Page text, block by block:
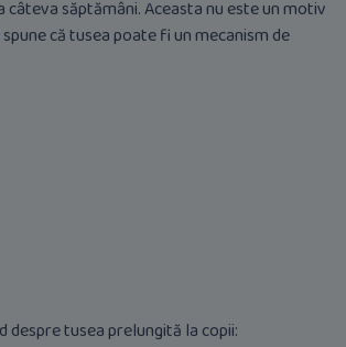
câteva săptămâni. Aceasta nu este un motiv
că tusea poate fi un mecanism de
despre tusea prelungită la copii: